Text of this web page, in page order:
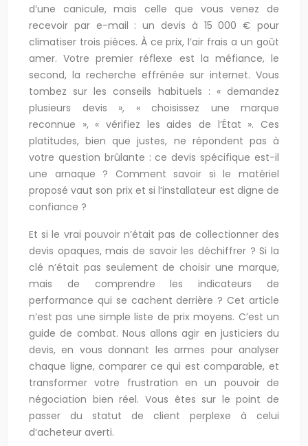
d’une canicule, mais celle que vous venez de
recevoir par e-mail : un devis à 15 000 € pour
climatiser trois pièces. À ce prix, l’air frais a un goût
amer. Votre premier réflexe est la méfiance, le
second, la recherche effrénée sur internet. Vous
tombez sur les conseils habituels : « demandez
plusieurs devis », « choisissez une marque
reconnue », « vérifiez les aides de l’État ». Ces
platitudes, bien que justes, ne répondent pas à
votre question brûlante : ce devis spécifique est-il
une arnaque ? Comment savoir si le matériel
proposé vaut son prix et si l’installateur est digne de
confiance ?
Et si le vrai pouvoir n’était pas de collectionner des
devis opaques, mais de savoir les déchiffrer ? Si la
clé n’était pas seulement de choisir une marque,
mais de comprendre les indicateurs de
performance qui se cachent derrière ? Cet article
n’est pas une simple liste de prix moyens. C’est un
guide de combat. Nous allons agir en justiciers du
devis, en vous donnant les armes pour analyser
chaque ligne, comparer ce qui est comparable, et
transformer votre frustration en un pouvoir de
négociation bien réel. Vous êtes sur le point de
passer du statut de client perplexe à celui
d’acheteur averti.